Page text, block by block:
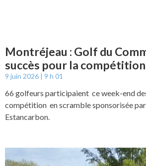
Montréjeau : Golf du
succès pour la
9 juin 2026 9 h 01
66 golfeurs participaient ce week-end
compétition en scramble sponsorisée
Estancarbon.